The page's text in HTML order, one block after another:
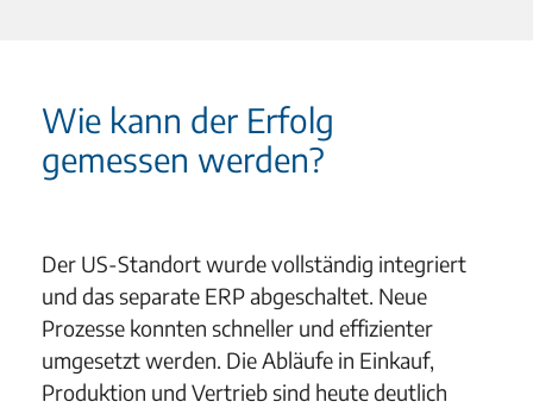
Wie kann der Erfolg
gemessen werden?
Der US-Standort wurde vollständig integriert
und das separate ERP abgeschaltet. Neue
Prozesse konnten schneller und effizienter
umgesetzt werden. Die Abläufe in Einkauf,
Produktion und Vertrieb sind heute deutlich